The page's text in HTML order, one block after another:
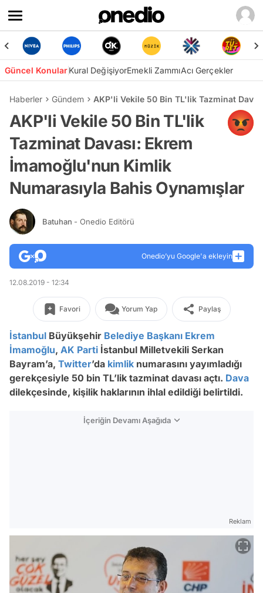
Güncel KonularKural DeğişiyorEmekli ZammıAcı Gerçekler
Haberler Gündem AKP'li Vekile 50 Bin TL'lik Tazminat
AKP'li Vekile 50 Bin TL'lik
Tazminat Davası: Ekrem
İmamoğlu'nun Kimlik
Numarasıyla Bahis Oynamışlar
Batuhan - Onedio Editörü
Onedio’yu Google'a ekleyin
12.08.2019 - 12:34
Favori Yorum Yap Paylaş
İstanbul Büyükşehir Belediye Başkanı Ekrem
İmamoğlu, AK Parti İstanbul Milletvekili Serkan
Bayram’a, Twitter’da kimlik numarasını yayımladığı
gerekçesiyle 50 bin TL’lik tazminat davası açtı. Dava
dilekçesinde, kişilik haklarının ihlal edildiği belirtildi.
İçeriğin Devamı Aşağıda
Reklam